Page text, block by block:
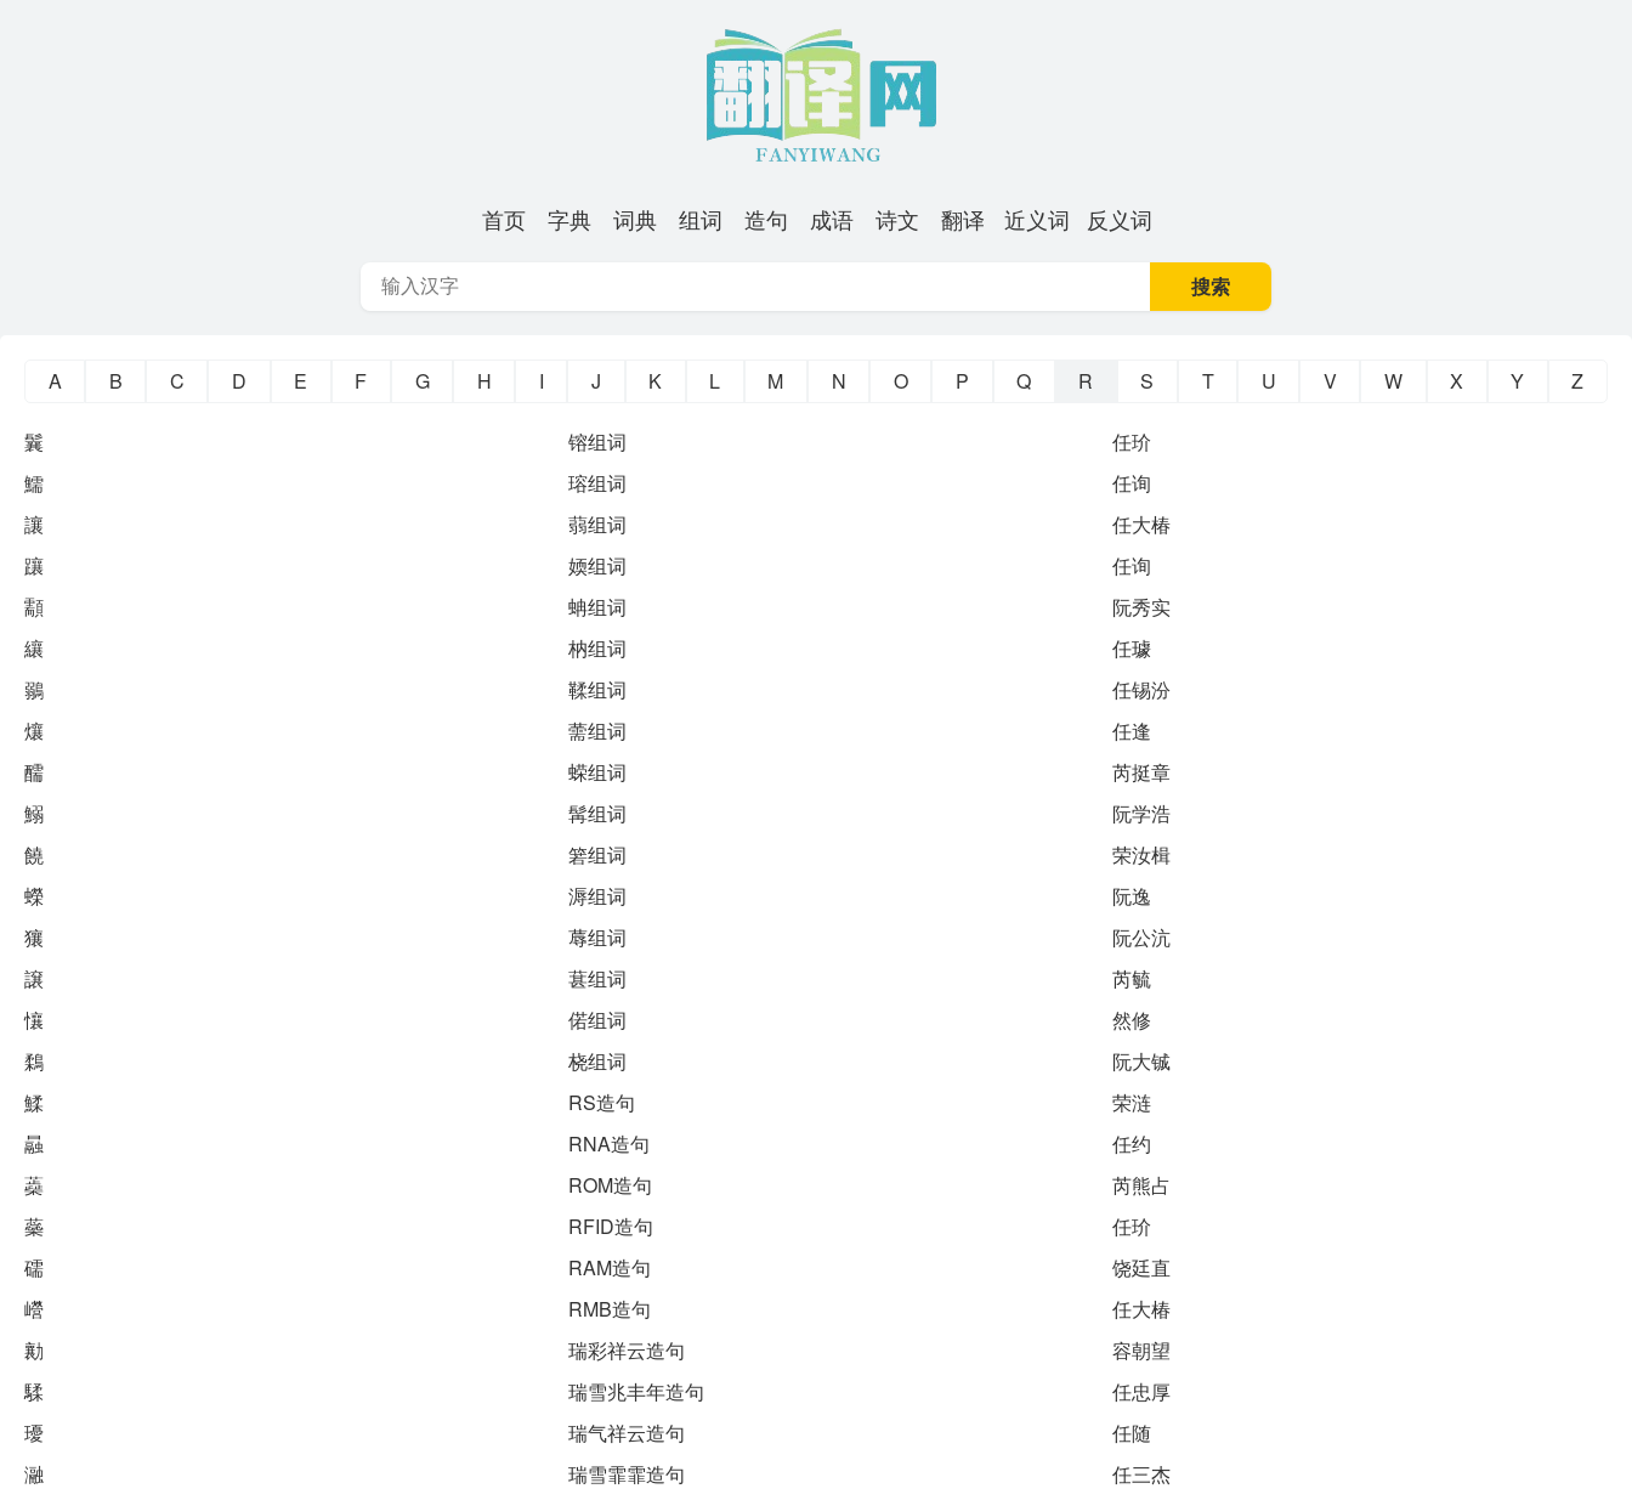
首页 字典 词典 组词 造句 成语 诗文 翻译 近义词 反义词
搜索
A B C D E F G H I J K L M N O P Q R S T U V W X Y Z
鬤
鱬
讓
躟
顬
纕
鶸
爙
醹
鰯
饒
蠑
獽
譲
懹
鶔
鰇
曧
蘃
蘂
礝
巆
勷
騥
瓇
瀜
镕组词
瑢组词
蒻组词
媆组词
蚺组词
枘组词
鞣组词
薷组词
蝾组词
髯组词
箬组词
溽组词
蓐组词
葚组词
偌组词
桡组词
RS造句
RNA造句
ROM造句
RFID造句
RAM造句
RMB造句
瑞彩祥云造句
瑞雪兆丰年造句
瑞气祥云造句
瑞雪霏霏造句
任玠
任询
任大椿
任询
阮秀实
任璩
任锡汾
任逢
芮挺章
阮学浩
荣汝楫
阮逸
阮公沆
芮毓
然修
阮大铖
荣涟
任约
芮熊占
任玠
饶廷直
任大椿
容朝望
任忠厚
任随
任三杰